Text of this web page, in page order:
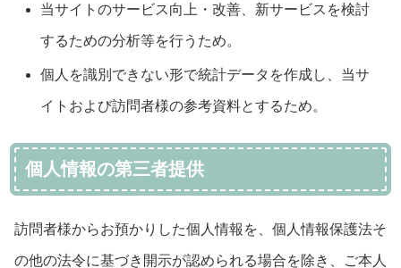
当サイトのサービス向上・改善、新サービスを検討
するための分析等を行うため。
個人を識別できない形で統計データを作成し、当サ
イトおよび訪問者様の参考資料とするため。
個人情報の第三者提供
訪問者様からお預かりした個人情報を、個人情報保護法そ
の他の法令に基づき開示が認められる場合を除き、ご本人